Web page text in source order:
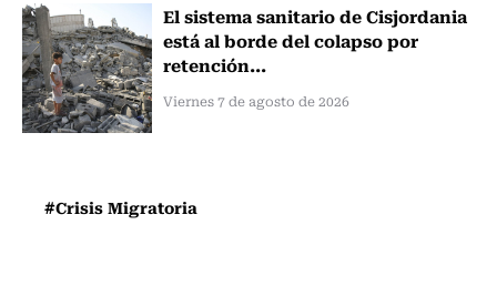
El sistema sanitario de Cisjordania
está al borde del colapso por
retención...
Viernes 7 de agosto de 2026
#Crisis Migratoria